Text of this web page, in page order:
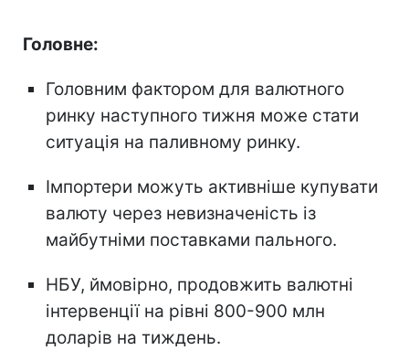
Головне:
Головним фактором для валютного
ринку наступного тижня може стати
ситуація на паливному ринку.
Імпортери можуть активніше купувати
валюту через невизначеність із
майбутніми поставками пального.
НБУ, ймовірно, продовжить валютні
інтервенції на рівні 800-900 млн
доларів на тиждень.